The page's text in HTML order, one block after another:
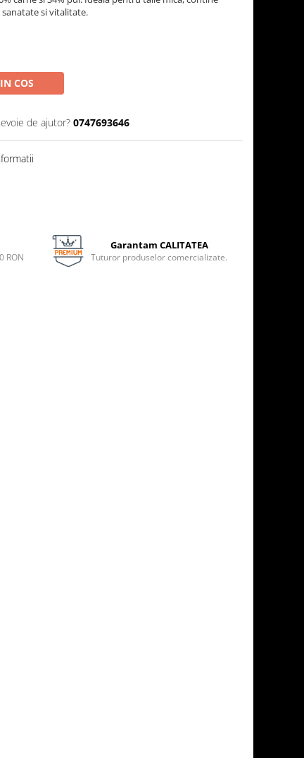
si vitalitate.
COS
de ajutor? 0747693646
RON
Garantam CALITATEA
Tuturor produselor comercializate.